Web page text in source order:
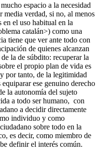
espacio a la necesidad
media verdad, si no, al menos
en el uso habitual en la
catalán>) como una
tiene que ver ante todo con
de quienes alcanzan
la de súbdito: recuperar la
el propio plan de vida es
por tanto, de la legitimidad
ese genuino derecho
la autonomía del sujeto
a todo ser humano, con
a decidir directamente
individuo y como
sobre todo en la
es decir, como miembro de
definir el interés común.